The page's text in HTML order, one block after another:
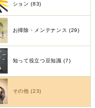
ション (83)
お掃除・メンテナンス (29)
知って役立つ豆知識 (7)
その他 (23)